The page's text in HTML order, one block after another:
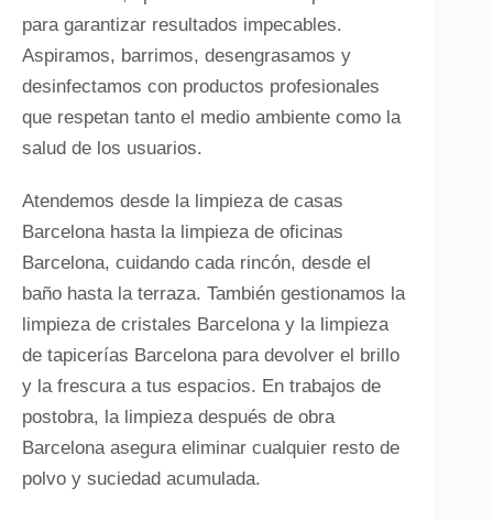
para garantizar resultados impecables.
Aspiramos, barrimos, desengrasamos y
desinfectamos con productos profesionales
que respetan tanto el medio ambiente como la
salud de los usuarios.
Atendemos desde la limpieza de casas
Barcelona hasta la limpieza de oficinas
Barcelona, cuidando cada rincón, desde el
baño hasta la terraza. También gestionamos la
limpieza de cristales Barcelona y la limpieza
de tapicerías Barcelona para devolver el brillo
y la frescura a tus espacios. En trabajos de
postobra, la limpieza después de obra
Barcelona asegura eliminar cualquier resto de
polvo y suciedad acumulada.